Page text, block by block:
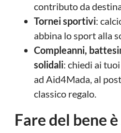
contributo da
Tornei sportivi:
abbina lo sport alla
Compleanni,
solidali: chiedi ai
ad Aid4Mada, al
classico regalo.
Fare del bene